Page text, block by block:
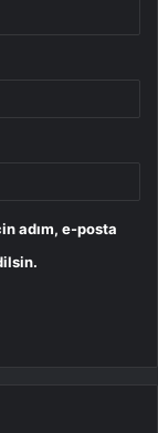
adım, e-posta